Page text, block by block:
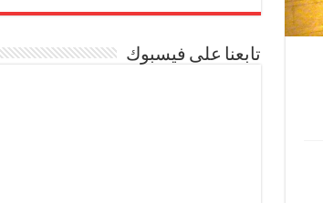
تابعنا على فيسبوك